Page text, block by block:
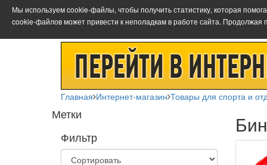
Главная Интернет-магазин Товары для спорта и
Метки
Фильтр
Мы используем cookie-файлы, чтобы получить статистику, которая
cookie-файлов может привести к неполадкам в работе сайта.